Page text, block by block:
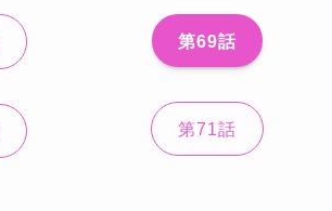
第69話
第71話